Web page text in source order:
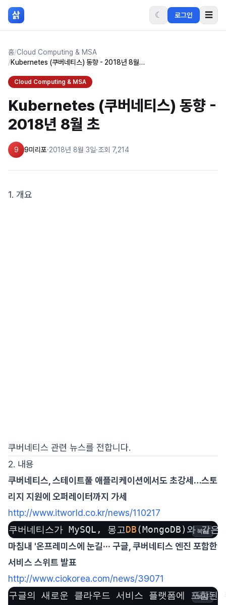
본문 바로가기
삵 ☾ 로그인 ☰
홈/Cloud Computing & MSA
/
Kubernetes (쿠버네티스) 동향 - 2018년 8월 초
Cloud Computing & MSA
Kubernetes (쿠버네티스) 동향 -
2018년 8월 초
9 9미리포·2018년 8월 3일·조회 7,214
1. 개요
쿠버네티스 관련 뉴스를 전합니다.
2. 내용
쿠버네티스, 스테이트풀 애플리케이션에서도 초강세…스토
리지 지원에 오퍼레이터까지 가세
http://www.itworld.co.kr/news/110217
쿠버네티스가 MySQL, 몽고DB(MongoDB)와 같
복사
마침내 '온프레미스에 눈길··· 구글, 쿠버네티스 엔진 포함한
서비스 스위트 발표
http://www.ciokorea.com/news/39071
구글의 새로운 클라우드 서비스 플랫폼에 포함
복사